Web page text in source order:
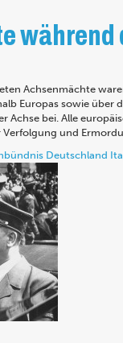
Achsenmächte
Europas sowie über
Achse bei. Alle
und
Deutschland